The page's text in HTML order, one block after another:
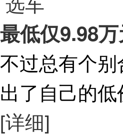
最低仅9.98
不过总有个
出了自己的
[详细]